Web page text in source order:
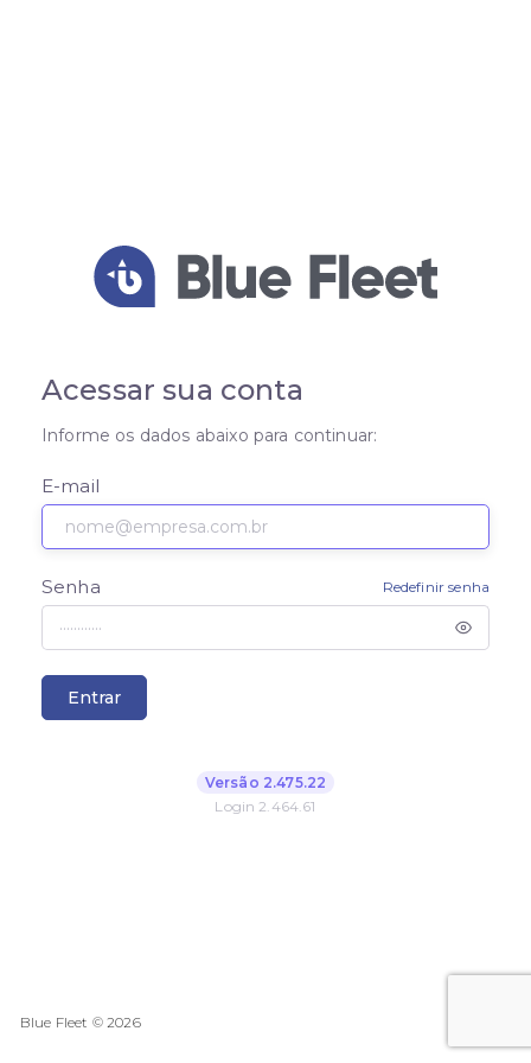
Acessar sua conta
Informe os dados abaixo para continuar:
E-mail
Senha Redefinir senha
Entrar
Versão 2.475.22
Login 2.464.61
Blue Fleet ©2026